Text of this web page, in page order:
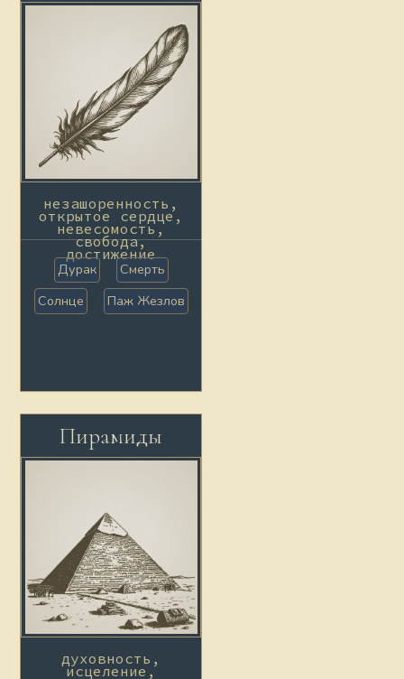
незашоренность,
открытое сердце,
невесомость,
свобода,
достижение
Дурак
Смерть
Солнце
Паж Жезлов
Пирамиды
духовность,
исцеление,